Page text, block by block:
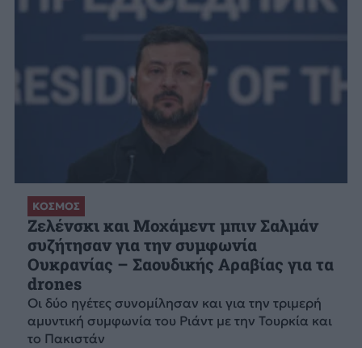
ΚΟΣΜΟΣ
Ζελένσκι και Μοχάμεντ μπιν Σαλμάν
συζήτησαν για την συμφωνία
Ουκρανίας – Σαουδικής Αραβίας για τα
drones
Οι δύο ηγέτες συνομίλησαν και για την τριμερή
αμυντική συμφωνία του Ριάντ με την Τουρκία και
το Πακιστάν